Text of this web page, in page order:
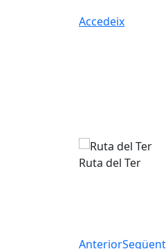
Accedeix
Ruta del Ter
AnteriorSegüent